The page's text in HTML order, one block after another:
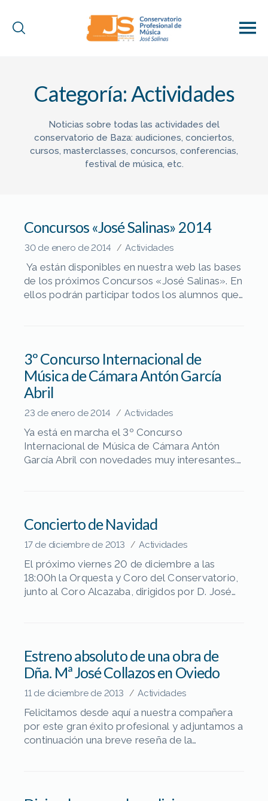
Música
"José
(Baza)
Categoría:Actividades
Noticias sobre todas las actividades del
conservatorio de Baza: audiciones, conciertos,
cursos, masterclasses, concursos, conferencias,
festival de música, etc.
Concursos «José Salinas» 2014
30 de enero de 2014 / Actividades
Ya están disponibles en nuestra web las bases
de los próximos Concursos «José Salinas». En
ellos podrán participar todos los alumnos que
Básicas o Enseñanzas Profesionales de un
Conservatorio de Andalucía. Podéis consultar
dichas bases […]
3º Concurso Internacional de
Música de Cámara Antón García
Abril
23 de enero de 2014 / Actividades
Ya está en marcha el 3º Concurso
Internacional de Música de Cámara Antón
García Abril con novedades muy interesantes.
http://concursodecamaraantongarciaabril.com
/esp/concurso.html
Concierto de Navidad
17 de diciembre de 2013 / Actividades
El próximo viernes 20 de diciembre a las
18:00h la Orquesta y Coro del Conservatorio,
junto al Coro Alcazaba, dirigidos por D. José
incluye villancicos populares propios de […]
Estreno absoluto de una obra de
Dña. Mª José Collazos en Oviedo
11 de diciembre de 2013 / Actividades
Felicitamos desde aquí a nuestra compañera
por este gran éxito profesional y adjuntamos a
continuación una breve reseña de la